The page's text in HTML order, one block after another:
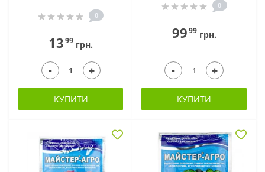
0
1399 грн.
- +
КУПИТИ
0
9999грн.
- +
КУПИТИ